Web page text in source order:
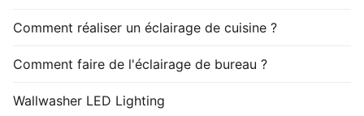
Comment réaliser un éclairage de cuisine ?
Comment faire de l'éclairage de bureau ?
Wallwasher LED Lighting